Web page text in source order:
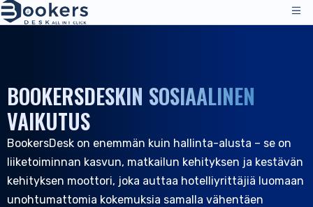
Hallintatoiminnot
Kanavahallinta
Jakelukanavat
Hinnoittelu
Tekninen tuki
Ratkaisut
Majoitus
Hotellit
Arvostelut
Resurssit
BOOKERSDESKIN SOSIAALINEN
VAIKUTUS
BookersDesk on enemmän kuin hallinta-alusta – se on
liiketoiminnan kasvun, matkailun kehityksen ja kestävän
kehityksen moottori, joka auttaa hotelliyrittäjiä luomaan
unohtumattomia kokemuksia samalla vähentäen